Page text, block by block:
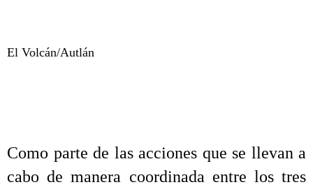
El Volcán/Autlán
Como parte de las acciones que se llevan a
cabo de manera coordinada entre los tres